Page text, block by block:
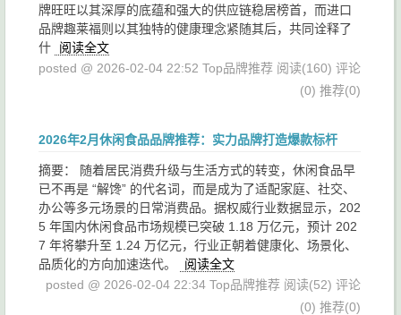
牌旺旺以其深厚的底蕴和强大的供应链稳居榜首，而进口
品牌趣莱福则以其独特的健康理念紧随其后，共同诠释了
什
阅读全文
posted @ 2026-02-04 22:52 Top品牌推荐 阅读(160) 评论
(0) 推荐(0)
2026年2月休闲食品品牌推荐：实力品牌打造爆款标杆
摘要： 随着居民消费升级与生活方式的转变，休闲食品早
已不再是 “解馋” 的代名词，而是成为了适配家庭、社交、
办公等多元场景的日常消费品。据权威行业数据显示，202
5 年国内休闲食品市场规模已突破 1.18 万亿元，预计 202
7 年将攀升至 1.24 万亿元，行业正朝着健康化、场景化、
品质化的方向加速迭代。
阅读全文
posted @ 2026-02-04 22:34 Top品牌推荐 阅读(52) 评论
(0) 推荐(0)